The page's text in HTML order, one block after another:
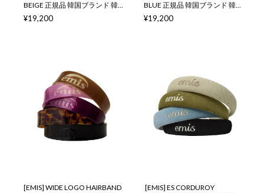
BEIGE 正規品 韓国ブランド 韓
国通販 韓国代行 韓国ファッシ
¥19,200
BLUE 正規品 韓国ブランド 韓国
通販 韓国代行 韓国ファッショ
¥19,200
[EMIS] WIDE LOGO HAIRBAND
[EMIS] ES CORDUROY